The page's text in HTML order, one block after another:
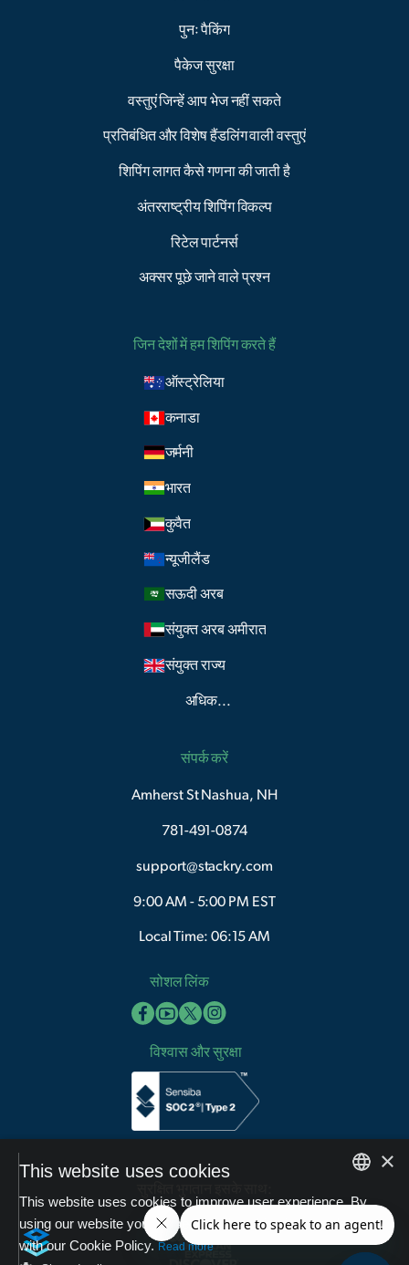
पुनः पैकिंग
पैकेज सुरक्षा
वस्तुएं जिन्हें आप भेज नहीं सकते
प्रतिबंधित और विशेष हैंडलिंग वाली वस्तुएं
शिपिंग लागत कैसे गणना की जाती है
अंतरराष्ट्रीय शिपिंग विकल्प
रिटेल पार्टनर्स
अक्सर पूछे जाने वाले प्रश्न
जिन देशों में हम शिपिंग करते हैं
ऑस्ट्रेलिया
कनाडा
जर्मनी
भारत
कुवैत
न्यूजीलैंड
सऊदी अरब
संयुक्त अरब अमीरात
संयुक्त राज्य
अधिक...
संपर्क करें
Amherst St Nashua, NH
781-491-0874
support@stackry.com
9:00 AM - 5:00 PM EST
Local Time: 06:15 AM
सोशल लिंक
विश्वास और सुरक्षा
Arabic
×
This website uses cookies
This website uses cookies to improve user experience. By
using our website you consent to all cookies in accordance
with our Cookie Policy. Read more